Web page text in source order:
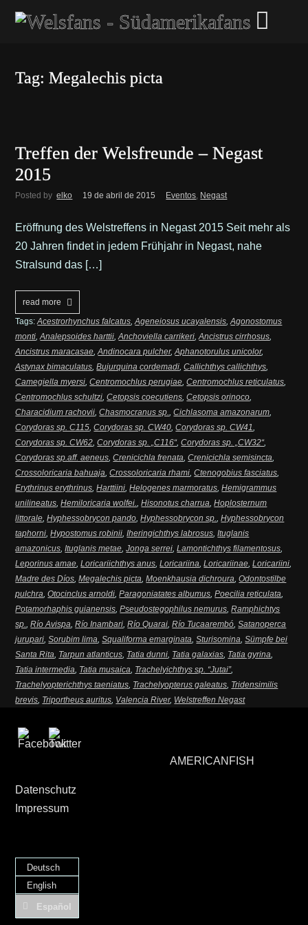
Tag: Megalechis picta
Treffen der Welsfreunde – Negast
2015
Posted by elko 19 de abril de 2015 Eventos, Negast
Eröffnung des Welstreffens in Negast 2015 Seit mehr als
20 Jahren findet in jedem Frühjahr in Negast, nahe
Stralsund das […]
read more
Tags:Acestrorhynchus falcatus,Ageneiosus ucayalensis,Agonostomus
monti,Analepsoides harttii,Anchoviella carrikeri,Ancistrus cirrhosus,
Ancistrus maracasae,Andinocara pulcher,Aphanotorulus unicolor,
Astynax bimaculatus,Bujurquina cordemadi,Callichthys callichthys,
Camegiella myersi,Centromochlus perugiae,Centromochlus reticulatus,
Centromochlus schultzi,Cetopsis coecutiens,Cetopsis orinoco,
Characidium rachovii,Chasmocranus sp.,Cichlasoma amazonarum,
Corydoras sp. C115,Corydoras sp. CW40,Corydoras sp. CW41,
Corydoras sp. CW62,Corydoras sp. „C116“,Corydoras sp. „CW32“,
Corydoras sp.aff. aeneus,Crenicichla frenata,Crenicichla semisincta,
Crossoloricaria bahuaja,Crossoloricaria rhami,Ctenogobius fasciatus,
Erythrinus erythrinus,Harttiini,Helogenes marmoratus,Hemigrammus
unilineatus,Hemiloricaria wolfei.,Hisonotus charrua,Hoplosternum
littorale,Hyphessobrycon pando,Hyphessobrycon sp.,Hyphessobrycon
taphorni,Hypostomus robinii,Iheringichthys labrosus,Ituglanis
amazonicus,Ituglanis metae,Jonga serrei,Lamontichthys filamentosus,
Leporinus amae,Loricariichthys anus,Loricariina,Loricariinae,Loricariini,
Madre des Díos,Megalechis picta,Moenkhausia dichroura,Odontostilbe
pulchra,Otocinclus arnoldi,Paragoniatates albumus,Poecilia reticulata,
Potamorhaphis guianensis,Pseudostegophilus nemurus,Ramphichtys
sp.,Río Avispa,Río Inambari,Río Quarai,Río Tucaarembó,Satanoperca
jurupari,Sorubim lima,Squaliforma emarginata,Sturisomina,Sümpfe bei
Santa Rita, Tarpun atlanticus, Tatia dunni, Tatia galaxias, Tatia gyrina,
Tatia intermedia, Tatia musaica, Trachelyichthys sp. “Jutai”,
Trachelyopterichthys taeniatus, Trachelyopterus galeatus, Tridensimilis
brevis, Triportheus auritus, Valencia River, Welstreffen Negast
AMERICANFISH
Datenschutz
Impressum
Deutsch
English
Español